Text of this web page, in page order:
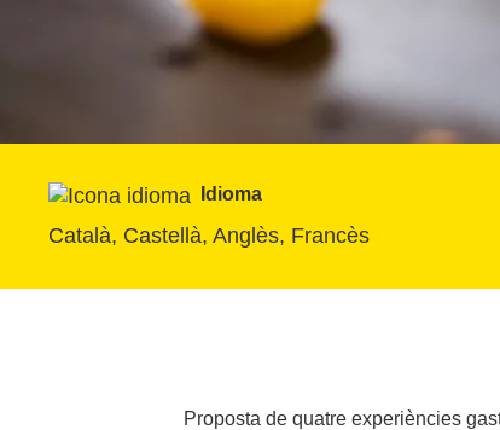
Idioma
Català, Castellà, Anglès, Francès
Proposta de quatre experiències